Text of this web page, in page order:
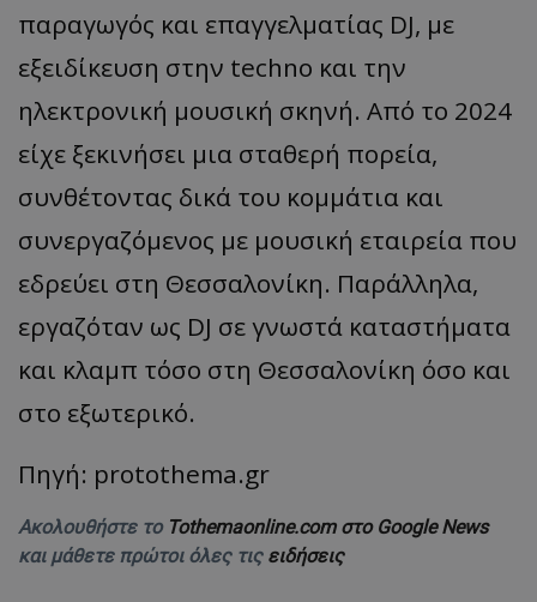
παραγωγός και επαγγελματίας DJ, με
εξειδίκευση στην techno και την
ηλεκτρονική μουσική σκηνή. Από το 2024
είχε ξεκινήσει μια σταθερή πορεία,
συνθέτοντας δικά του κομμάτια και
συνεργαζόμενος με μουσική εταιρεία που
εδρεύει στη Θεσσαλονίκη. Παράλληλα,
εργαζόταν ως DJ σε γνωστά καταστήματα
και κλαμπ τόσο στη Θεσσαλονίκη όσο και
στο εξωτερικό.
Πηγή: protothema.gr
Ακολουθήστε το Tothemaonline.com στο Google News
και μάθετε πρώτοι όλες τις ειδήσεις